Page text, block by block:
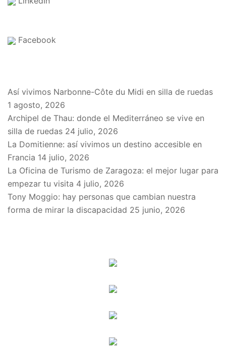
Facebook
Así vivimos Narbonne-Côte du Midi en silla de ruedas
1 agosto, 2026
Archipel de Thau: donde el Mediterráneo se vive en
silla de ruedas 24 julio, 2026
La Domitienne: así vivimos un destino accesible en
Francia 14 julio, 2026
La Oficina de Turismo de Zaragoza: el mejor lugar para
empezar tu visita 4 julio, 2026
Tony Moggio: hay personas que cambian nuestra
forma de mirar la discapacidad 25 junio, 2026